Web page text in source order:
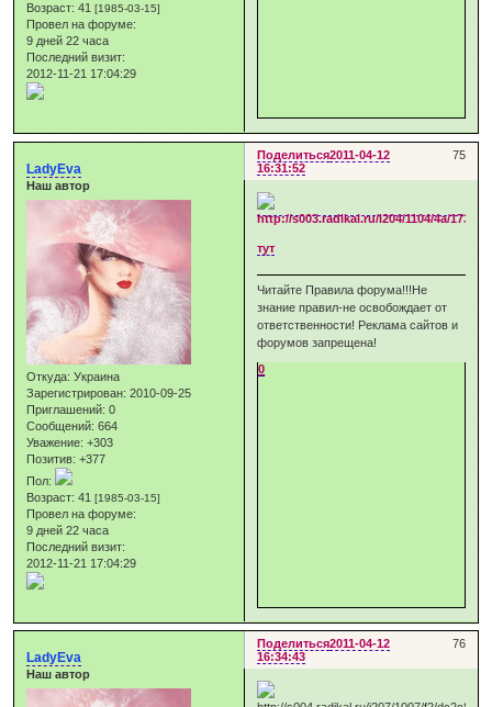
Возраст: 41[1985-03-15]
Провел на форуме:
9 дней 22 часа
Последний визит:
2012-11-21 17:04:29
Поделиться 75
2011-04-12
16:31:52
LadyEva
Наш автор
Откуда: Украина
Зарегистрирован: 2010-09-25
Приглашений: 0
Сообщений: 664
Уважение: +303
Позитив: +377
Пол:
Возраст: 41[1985-03-15]
Провел на форуме:
9 дней 22 часа
Последний визит:
2012-11-21 17:04:29
тут
Читайте Правила форума!!!Не
знание правил-не освобождает от
ответственности! Реклама сайтов и
форумов запрещена!
0
Поделиться 76
2011-04-12
16:34:43
LadyEva
Наш автор